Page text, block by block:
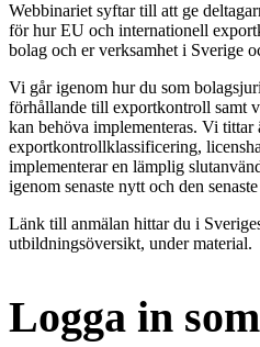
Webbinariet syftar till att ge
för hur EU och internationell
bolag och er verksamhet i Sverige
Vi går igenom hur du som
förhållande till exportkontroll samt
kan behöva implementeras. Vi tittar
exportkontrollklassificering,
implementerar en lämplig
igenom senaste nytt och den
Länk till anmälan hittar du i
utbildningsöversikt, under material.
Logga in